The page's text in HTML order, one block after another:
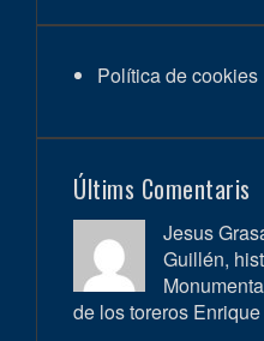
Política de cookies
Últims Comentaris
Jesus
Guillén,
de los toreros